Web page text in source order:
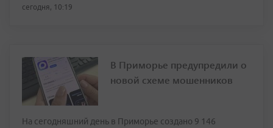
сегодня, 10:19
В Приморье предупредили о
новой схеме мошенников
На сегодняшний день в Приморье создано 9 146